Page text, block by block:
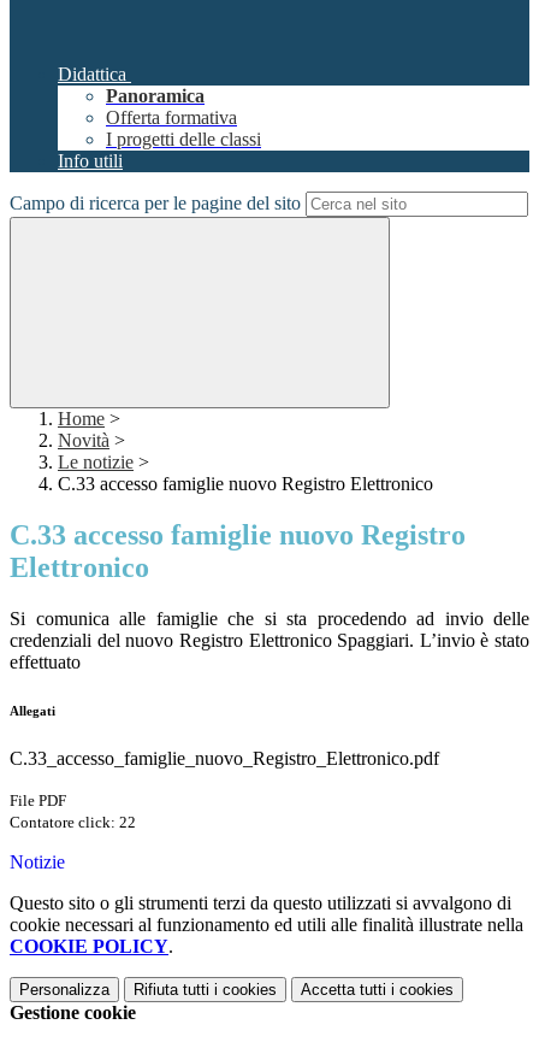
Didattica
Panoramica
Offerta formativa
I progetti delle classi
Info utili
Campo di ricerca per le pagine del sito
Home >
Novità >
Le notizie >
C.33 accesso famiglie nuovo Registro Elettronico
C.33 accesso famiglie nuovo Registro
Elettronico
Si comunica alle famiglie che si sta procedendo ad invio delle
credenziali del nuovo Registro Elettronico Spaggiari. L’invio è stato
effettuato
Allegati
C.33_accesso_famiglie_nuovo_Registro_Elettronico.pdf
File PDF
Contatore click: 22
Notizie
Questo sito o gli strumenti terzi da questo utilizzati si avvalgono di
cookie necessari al funzionamento ed utili alle finalità illustrate nella
COOKIE POLICY.
Personalizza Rifiuta tutti i cookies Accetta tutti i cookies
Gestione cookie